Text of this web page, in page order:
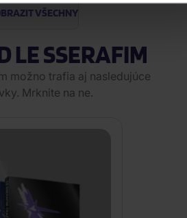
VŠECHNY
LE SSERAFIM
možno trafia aj nasledujúce
Mrknite na ne.